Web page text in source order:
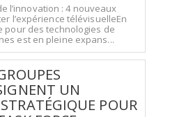
l’innovation : 4 nouveaux
l’expérience télévisuelleEn
pour des technologies de
est en pleine expans...
UN
POUR